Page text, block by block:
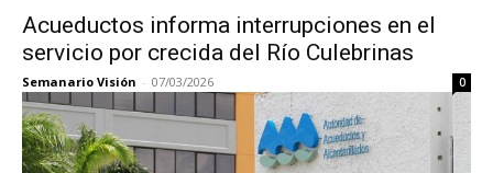
Acueductos informa interrupciones en el
servicio por crecida del Río Culebrinas
Semanario Visión - 07/03/2026 0